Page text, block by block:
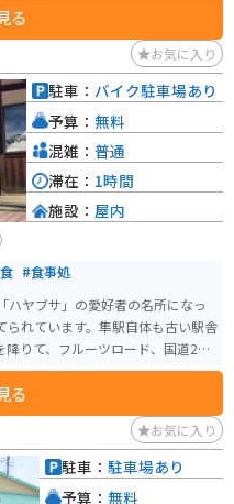
る
お気に入り
#食事処
ハヤブサ」の愛好者の名所になっ
られています。隼駅自体も古い駅舎
りて、フルーツロード、国道29
んぼの真ん中を走る感じになって
また「8823（ハヤブサ）」という
る
駐車： バイク駐車場あり
予算： 無料
混雑： 普通
滞在： 1時間
施設： 屋内
お気に入り
駐車： 駐車場あり
予算： 無料